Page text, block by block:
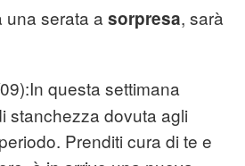
una serata a sorpresa, sarà
questa settimana
stanchezza dovuta agli
Prenditi cura di te e